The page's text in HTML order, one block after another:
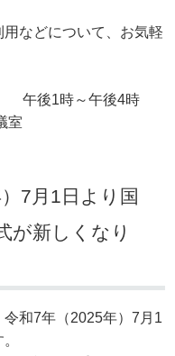
などについて、お気軽
午後1時～午後4時
室
7月1日より国
が新しくなり
和7年（2025年）7月1